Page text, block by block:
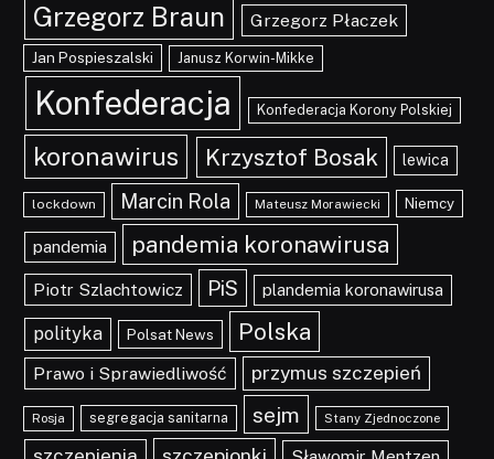
Grzegorz Braun Grzegorz Płaczek
Jan Pospieszalski Janusz Korwin-Mikke
Konfederacja Konfederacja Korony Polskiej
koronawirus Krzysztof Bosak lewica
lockdown Marcin Rola Mateusz Morawiecki Niemcy
pandemia pandemia koronawirusa
Piotr Szlachtowicz PiS plandemia koronawirusa
polityka Polsat News Polska
Prawo i Sprawiedliwość przymus szczepień
Rosja segregacja sanitarna sejm Stany Zjednoczone